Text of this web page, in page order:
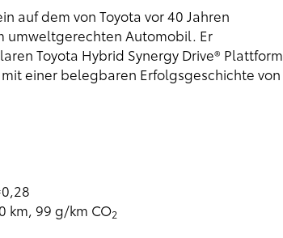
auf dem von Toyota vor 40 Jahren
umweltgerechten Automobil. Er
Toyota Hybrid Synergy Drive® Plattform
einer belegbaren Erfolgsgeschichte von
km, 99 g/km CO2